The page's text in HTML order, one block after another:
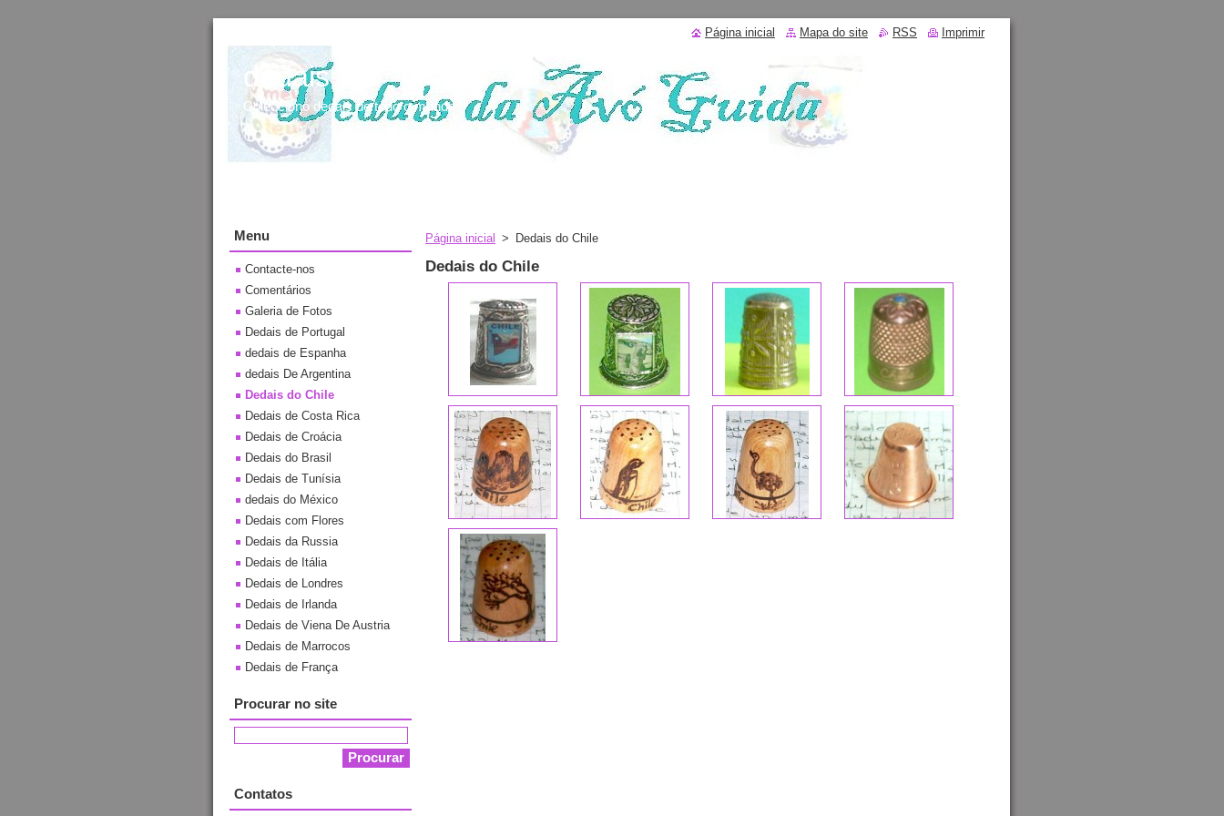
dedais
Colecciono dedais de todo o mundo
Página inicial > Dedais do Chile
Dedais do Chile
Menu
Contacte-nos
Comentários
Galeria de Fotos
Dedais de Portugal
dedais de Espanha
dedais De Argentina
Dedais do Chile
Dedais de Costa Rica
Dedais de Croácia
Dedais do Brasil
Dedais de Tunísia
dedais do México
Dedais com Flores
Dedais da Russia
Dedais de Itália
Dedais de Londres
Dedais de Irlanda
Dedais de Viena De Austria
Dedais de Marrocos
Dedais de França
Procurar no site
Contatos
Página inicial Mapa do site RSS Imprimir